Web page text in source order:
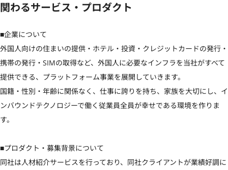
関わるサービス・プロダクト
■企業について
外国人向けの住まいの提供・ホテル・投資・クレジットカードの発行・
携帯の発行・SIMの取得など、外国人に必要なインフラを当社がすべて
提供できる、プラットフォーム事業を展開していきます。
国籍・性別・年齢に関係なく、仕事に誇りを持ち、家族を大切にし、イ
ンバウンドテクノロジーで働く従業員全員が幸せである環境を作りま
す。
■プロダクト・募集背景について
同社は人材紹介サービスを行っており、同社クライアントが業績好調に